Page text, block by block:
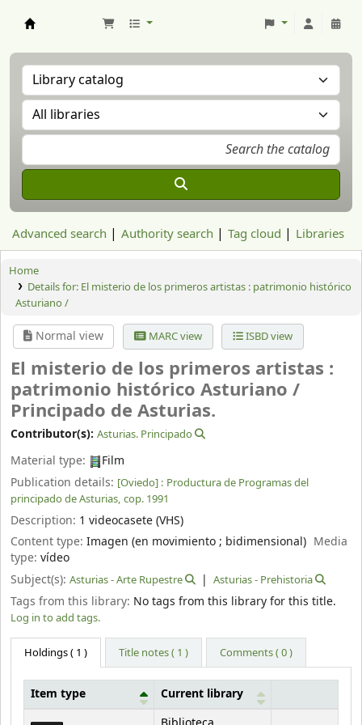
Advanced search Authority search Tag cloud Libraries
Home
Details for: El misterio de los primeros artistas : patrimonio histórico
Asturiano /
Normal view MARC view ISBD view
El misterio de los primeros artistas :
patrimonio histórico Asturiano /
Principado de Asturias.
Contributor(s): Asturias. Principado
Material type:
Film
Publication details: [Oviedo] : Productura de Programas del
principado de Asturias, cop. 1991
Description: 1 videocasete (VHS)
Content type: Imagen (en movimiento ; bidimensional) Media
type: vídeo
Subject(s): Asturias - Arte Rupestre Asturias - Prehistoria
Tags from this library: No tags from this library for this title.
Log in to add tags.
Holdings( 1 ) Title notes ( 1 ) Comments ( 0 )
Item type Current library